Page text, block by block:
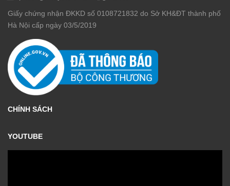
Giấy chứng nhận ĐKKD số 0108721832 do Sở KH&ĐT thành phố
Hà Nội cấp ngày 03/5/2019
CHÍNH SÁCH
YOUTUBE